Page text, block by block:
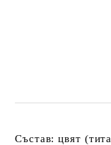
Състав: цвят